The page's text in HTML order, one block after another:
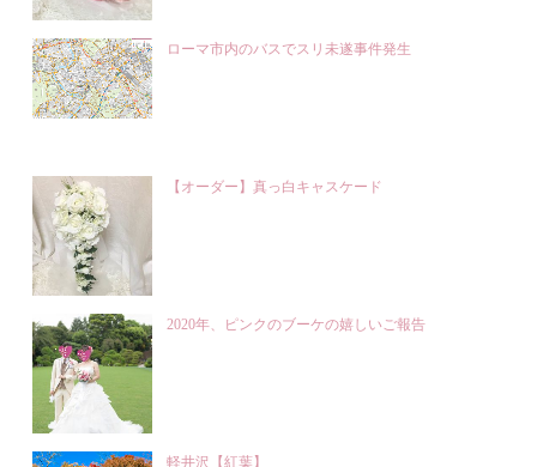
ローマ市内のバスでスリ未遂事件発生
【オーダー】真っ白キャスケード
2020年、ピンクのブーケの嬉しいご報告
軽井沢【紅葉】